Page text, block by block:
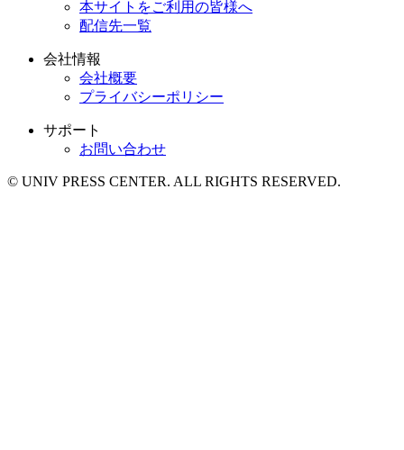
本サイトをご利用の皆様へ
配信先一覧
会社情報
会社概要
プライバシーポリシー
サポート
お問い合わせ
© UNIV PRESS CENTER. ALL RIGHTS RESERVED.